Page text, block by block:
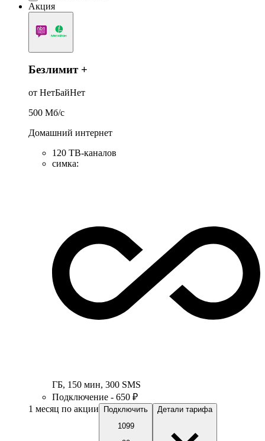
Акция
Безлимит +
от НетБайНет
500 Мб/c
Домашний интернет
120 ТВ-каналов
симка:
ГБ, 150 мин, 300 SMS
Подключение - 650 ₽
1 месяц по акции
Подключить
1099
Детали тарифа